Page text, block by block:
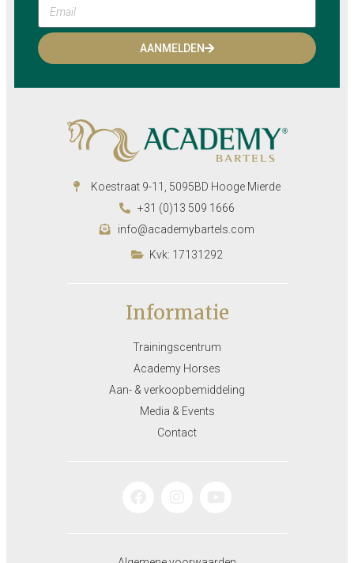
AANMELDEN
Koestraat 9-11, 5095BD Hooge Mierde
+31 (0)13 509 1666
info@academybartels.com
Kvk: 17131292
Informatie
Trainingscentrum
Academy Horses
Aan- & verkoopbemiddeling
Media & Events
Contact